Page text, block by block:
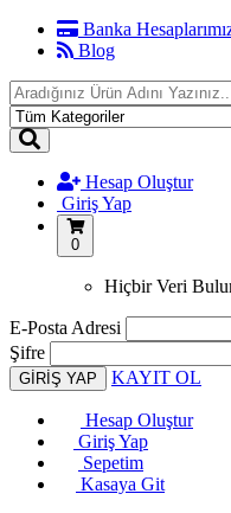
Banka
Blog
Hesap Oluştur
Giriş Yap
0
Hiçbir Veri
E-Posta Adresi
Şifre
KAYIT OL
Hesap Oluştur
Giriş Yap
Sepetim
Kasaya Git